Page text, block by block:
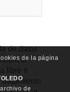
de datos
libre e
de la página
de